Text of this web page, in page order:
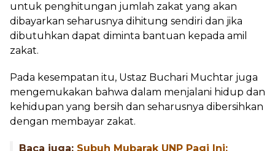
untuk penghitungan jumlah zakat yang akan
dibayarkan seharusnya dihitung sendiri dan jika
dibutuhkan dapat diminta bantuan kepada amil
zakat.
Pada kesempatan itu, Ustaz Buchari Muchtar juga
mengemukakan bahwa dalam menjalani hidup dan
kehidupan yang bersih dan seharusnya dibersihkan
dengan membayar zakat.
Baca juga: Subuh Mubarak UNP Pagi Ini: